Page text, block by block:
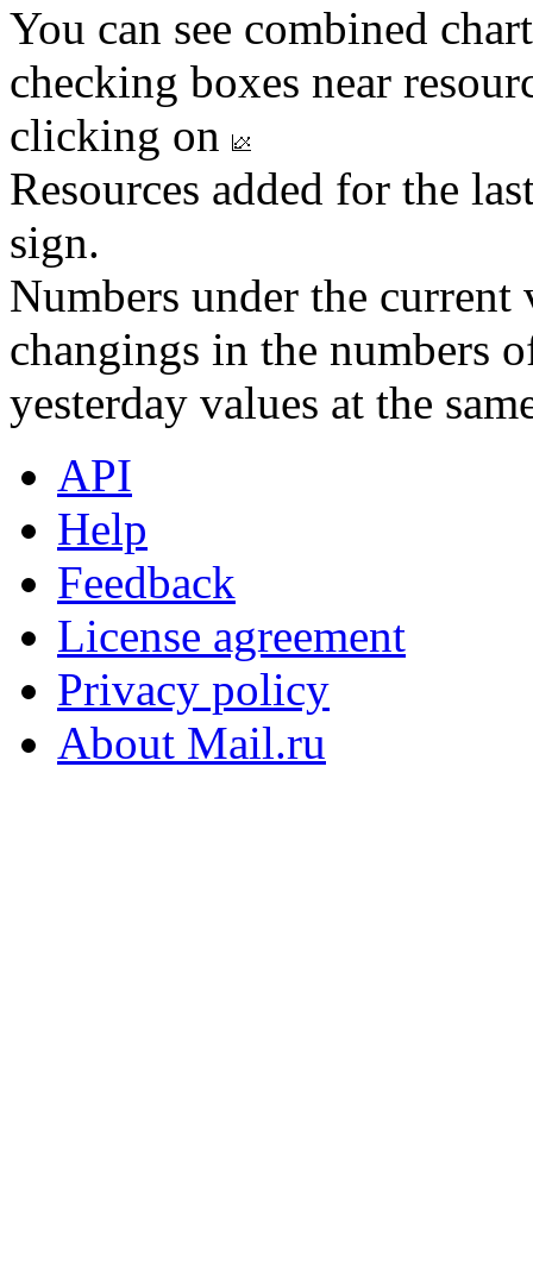
You can see combined
checking boxes near
clicking on
Resources added for the
sign.
Numbers under the
changings in the numbers
yesterday values at the
API
Help
Feedback
License agreement
Privacy policy
About Mail.ru